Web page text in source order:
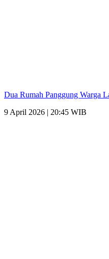
Dua Rumah Panggung Warga
9 April 2026 | 20:45 WIB